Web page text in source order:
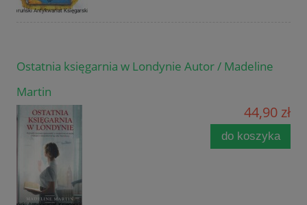
Ostatnia księgarnia w Londynie Autor / Madeline
Martin
44,90 zł
do koszyka